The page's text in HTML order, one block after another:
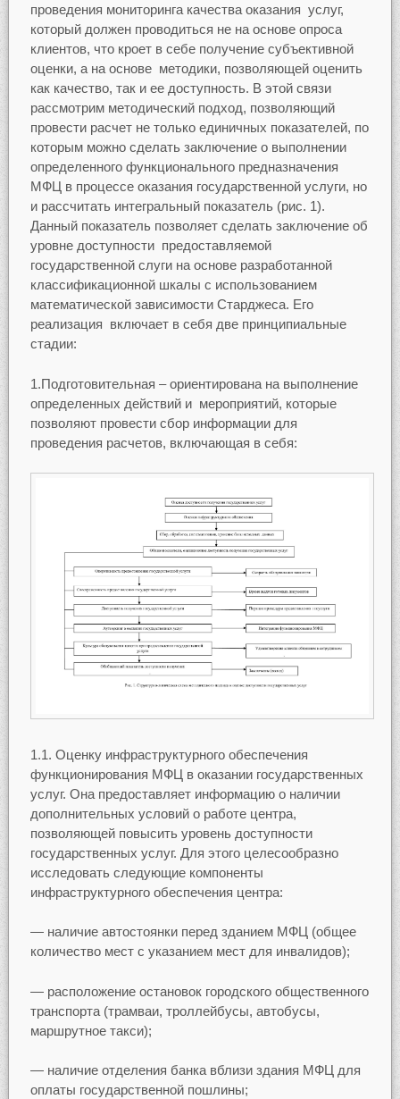
проведения мониторинга качества оказания услуг,
который должен проводиться не на основе опроса
клиентов, что кроет в себе получение субъективной
оценки, а на основе методики, позволяющей оценить
как качество, так и ее доступность. В этой связи
рассмотрим методический подход, позволяющий
провести расчет не только единичных показателей, по
которым можно сделать заключение о выполнении
определенного функционального предназначения
МФЦ в процессе оказания государственной услуги, но
и рассчитать интегральный показатель (рис. 1).
Данный показатель позволяет сделать заключение об
уровне доступности предоставляемой
государственной слуги на основе разработанной
классификационной шкалы с использованием
математической зависимости Старджеса. Его
реализация включает в себя две принципиальные
стадии:
1.Подготовительная – ориентирована на выполнение
определенных действий и мероприятий, которые
позволяют провести сбор информации для
проведения расчетов, включающая в себя:
1.1. Оценку инфраструктурного обеспечения
функционирования МФЦ в оказании государственных
услуг. Она предоставляет информацию о наличии
дополнительных условий о работе центра,
позволяющей повысить уровень доступности
государственных услуг. Для этого целесообразно
исследовать следующие компоненты
инфраструктурного обеспечения центра:
— наличие автостоянки перед зданием МФЦ (общее
количество мест с указанием мест для инвалидов);
— расположение остановок городского общественного
транспорта (трамваи, троллейбусы, автобусы,
маршрутное такси);
— наличие отделения банка вблизи здания МФЦ для
оплаты государственной пошлины;